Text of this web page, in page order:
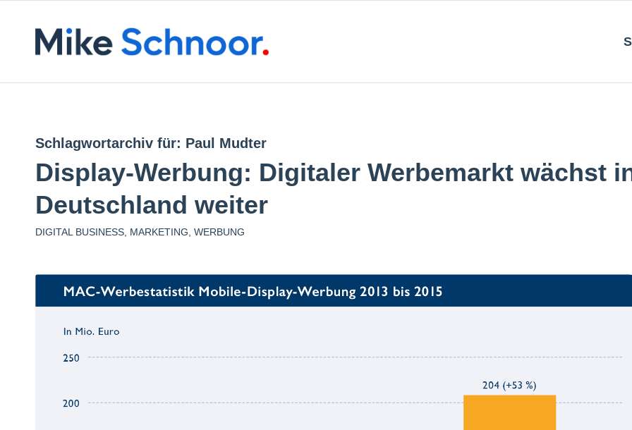
Schlagwortarchiv für: Paul Mudter
Display-Werbung: Digitaler Werbemarkt wächst
Deutschland weiter
DIGITAL BUSINESS MARKETING WERBUNG